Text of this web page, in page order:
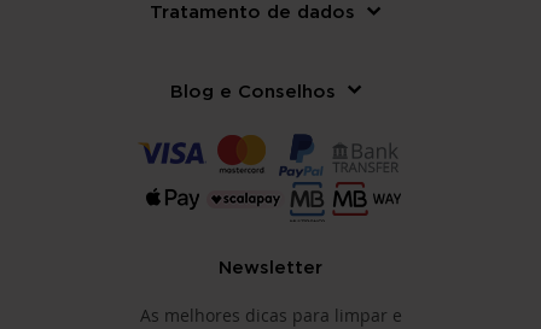
Tratamento de dados
Blog e Conselhos
Newsletter
As melhores dicas para limpar e